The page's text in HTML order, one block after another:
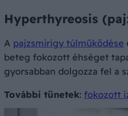
Hyperthyreosis
A pajzsmirigy túlműködése
beteg fokozott éhséget
gyorsabban dolgozza fel a
További tünetek: fokozott